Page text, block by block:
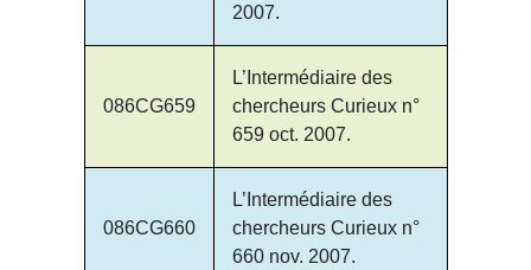
2007.
086CG659
L’Intermédiaire des
chercheurs Curieux n°
659 oct. 2007.
086CG660
L’Intermédiaire des
chercheurs Curieux n°
660 nov. 2007.